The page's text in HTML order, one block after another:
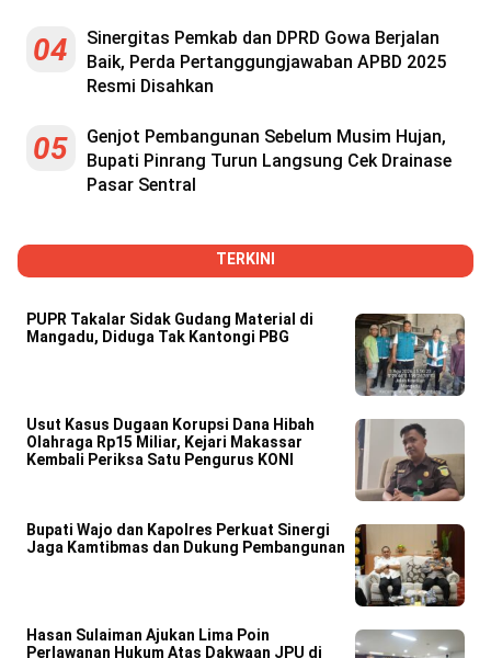
04
Sinergitas Pemkab dan DPRD Gowa Berjalan
Baik, Perda Pertanggungjawaban APBD 2025
Resmi Disahkan
05
Genjot Pembangunan Sebelum Musim Hujan,
Bupati Pinrang Turun Langsung Cek Drainase
Pasar Sentral
TERKINI
PUPR Takalar Sidak Gudang Material di
Mangadu, Diduga Tak Kantongi PBG
Usut Kasus Dugaan Korupsi Dana Hibah
Olahraga Rp15 Miliar, Kejari Makassar
Kembali Periksa Satu Pengurus KONI
Bupati Wajo dan Kapolres Perkuat Sinergi
Jaga Kamtibmas dan Dukung Pembangunan
Hasan Sulaiman Ajukan Lima Poin
Perlawanan Hukum Atas Dakwaan JPU di